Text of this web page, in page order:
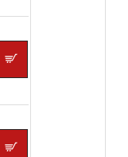
на гел лак 5